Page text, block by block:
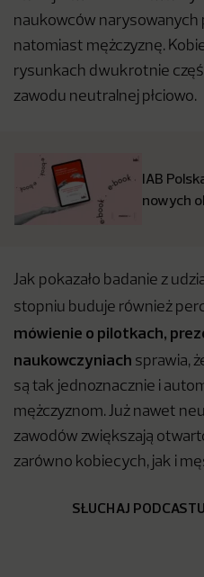
naukowców narysowanych
natomiast mężczyznę.
rysunkach dwukrotnie
zawodu neutralnej płciowo.
IAB
nowych
Jak pokazało badanie z
stopniu buduje również
mówienie o pilotkach,
naukowczyniach sprawia,
są tak jednoznacznie i
mężczyznom. Już nawet
zawodów zwiększają
zarówno kobiecych, jak i
SŁUCHAJ